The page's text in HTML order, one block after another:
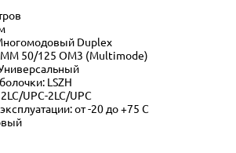
Duplex
50/125 OM3 (Multimode)
LSZH
UPC-2LC/UPC
от -20 до +75 C